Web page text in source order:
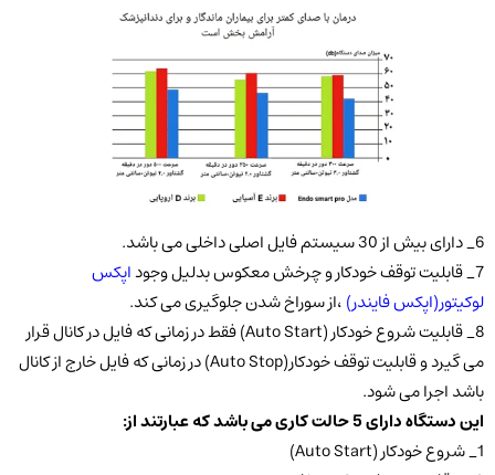
6_ دارای بیش از 30 سیستم فایل اصلی داخلی می باشد.
7_ قابلیت توقف خودکار و چرخش معکوس بدلیل وجود
اپکس
لوکیتور(اپکس فایندر)،از سوراخ شدن جلوگیری می کند.
8_ قابلیت شروع خودکار (Auto Start) فقط در زمانی که فایل در کانال قرار
می گیرد و قابلیت توقف خودکار(Auto Stop) در زمانی که فایل خارج از کانال
باشد اجرا می شود.
این دستگاه دارای 5 حالت کاری می باشد که عبارتند از:
1_ شروع خودکار (Auto Start)